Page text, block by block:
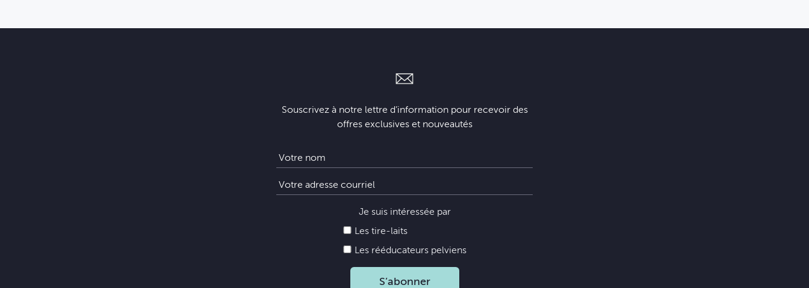
Souscrivez à notre lettre d’information pour recevoir des
offres exclusives et nouveautés
Je suis intéressée par
Les tire-laits
Les rééducateurs pelviens
S’abonner